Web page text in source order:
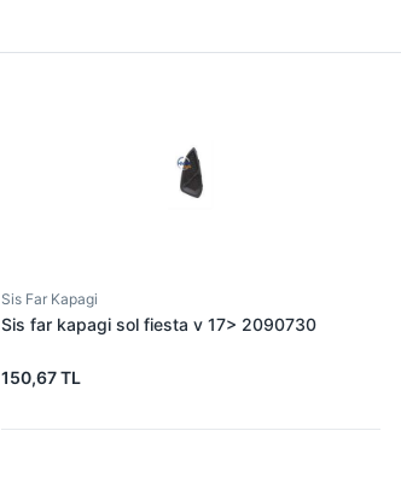
Sis Far Kapagi
Sis far kapagi sol fiesta v 17> 2090730
150,67 TL